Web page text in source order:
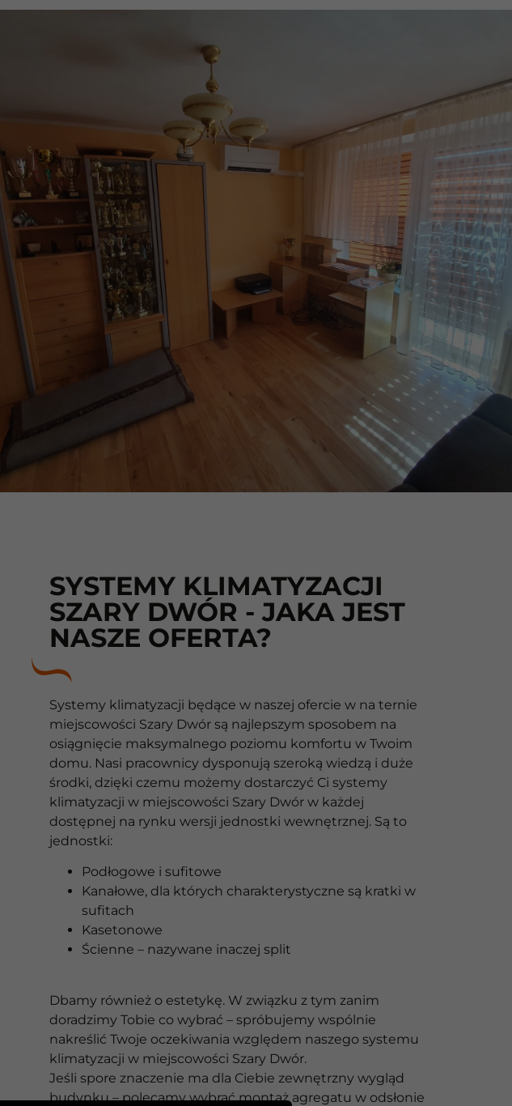
SYSTEMY KLIMATYZACJI
SZARY DWÓR - JAKA JEST
NASZE OFERTA?
Systemy klimatyzacji będące w naszej ofercie w na ternie
miejscowości Szary Dwór są najlepszym sposobem na
osiągnięcie maksymalnego poziomu komfortu w Twoim
domu. Nasi pracownicy dysponują szeroką wiedzą i duże
środki, dzięki czemu możemy dostarczyć Ci systemy
klimatyzacji w miejscowości Szary Dwór w każdej
dostępnej na rynku wersji jednostki wewnętrznej. Są to
jednostki:
Podłogowe i sufitowe
Kanałowe, dla których charakterystyczne są kratki w
sufitach
Kasetonowe
Ścienne – nazywane inaczej split
Dbamy również o estetykę. W związku z tym zanim
doradzimy Tobie co wybrać – spróbujemy wspólnie
nakreślić Twoje oczekiwania względem naszego systemu
klimatyzacji w miejscowości Szary Dwór.
Jeśli spore znaczenie ma dla Ciebie zewnętrzny wygląd
budynku – polecamy wybrać montaż agregatu w odsłonie